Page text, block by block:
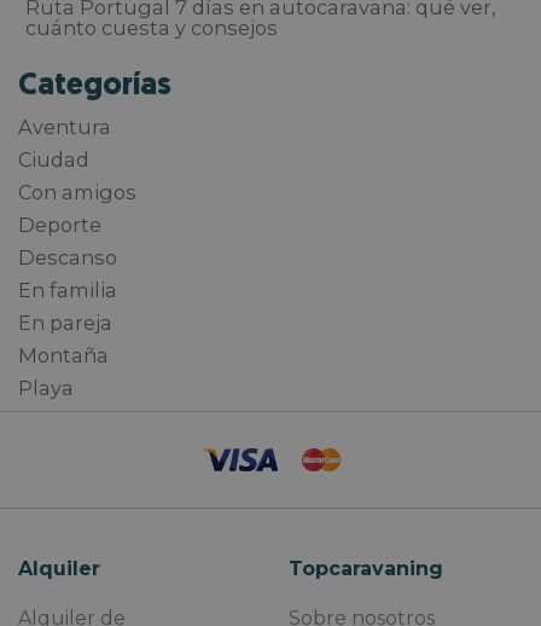
Ruta Portugal 7 días en autocaravana: qué ver,
cuánto cuesta y consejos
Categorías
Aventura
Ciudad
Con amigos
Deporte
Descanso
En familia
En pareja
Montaña
Playa
Alquiler
Alquiler de
Topcaravaning
Sobre nosotros